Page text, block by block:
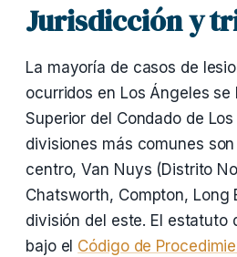
Jurisdicción y
La mayoría de casos de
ocurridos en Los Ángeles
Superior del Condado de
divisiones más comunes
centro, Van Nuys (Distrito
Chatsworth, Compton, Long
división del este. El estatuto
bajo el Código de